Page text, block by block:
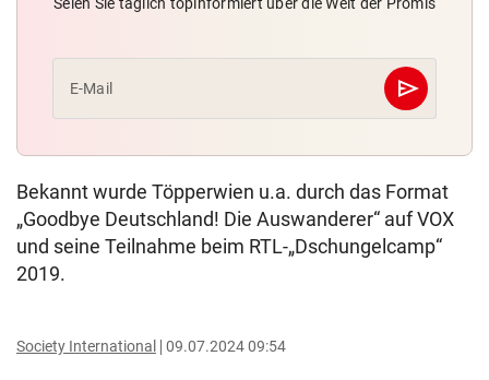
Seien Sie täglich topinformiert über die Welt der Promis
E-Mail send
Abschicken
Bekannt wurde Töpperwien u.a. durch das Format
„Goodbye Deutschland! Die Auswanderer“ auf VOX
und seine Teilnahme beim RTL-„Dschungelcamp“
2019.
Society International 09.07.2024 09:54